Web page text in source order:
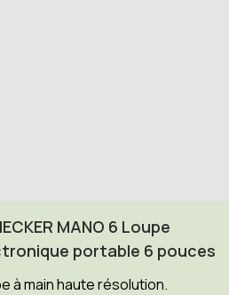
MANO 6 Loupe
portable 6 pouces
à main haute résolution.